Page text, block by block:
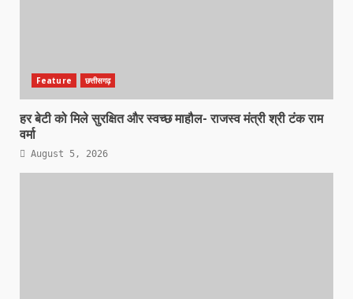
Feature छत्तीसगढ़
हर बेटी को मिले सुरक्षित और स्वच्छ माहौल- राजस्व मंत्री श्री टंक राम
वर्मा
August 5, 2026